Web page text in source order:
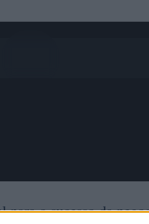
o sucesso da